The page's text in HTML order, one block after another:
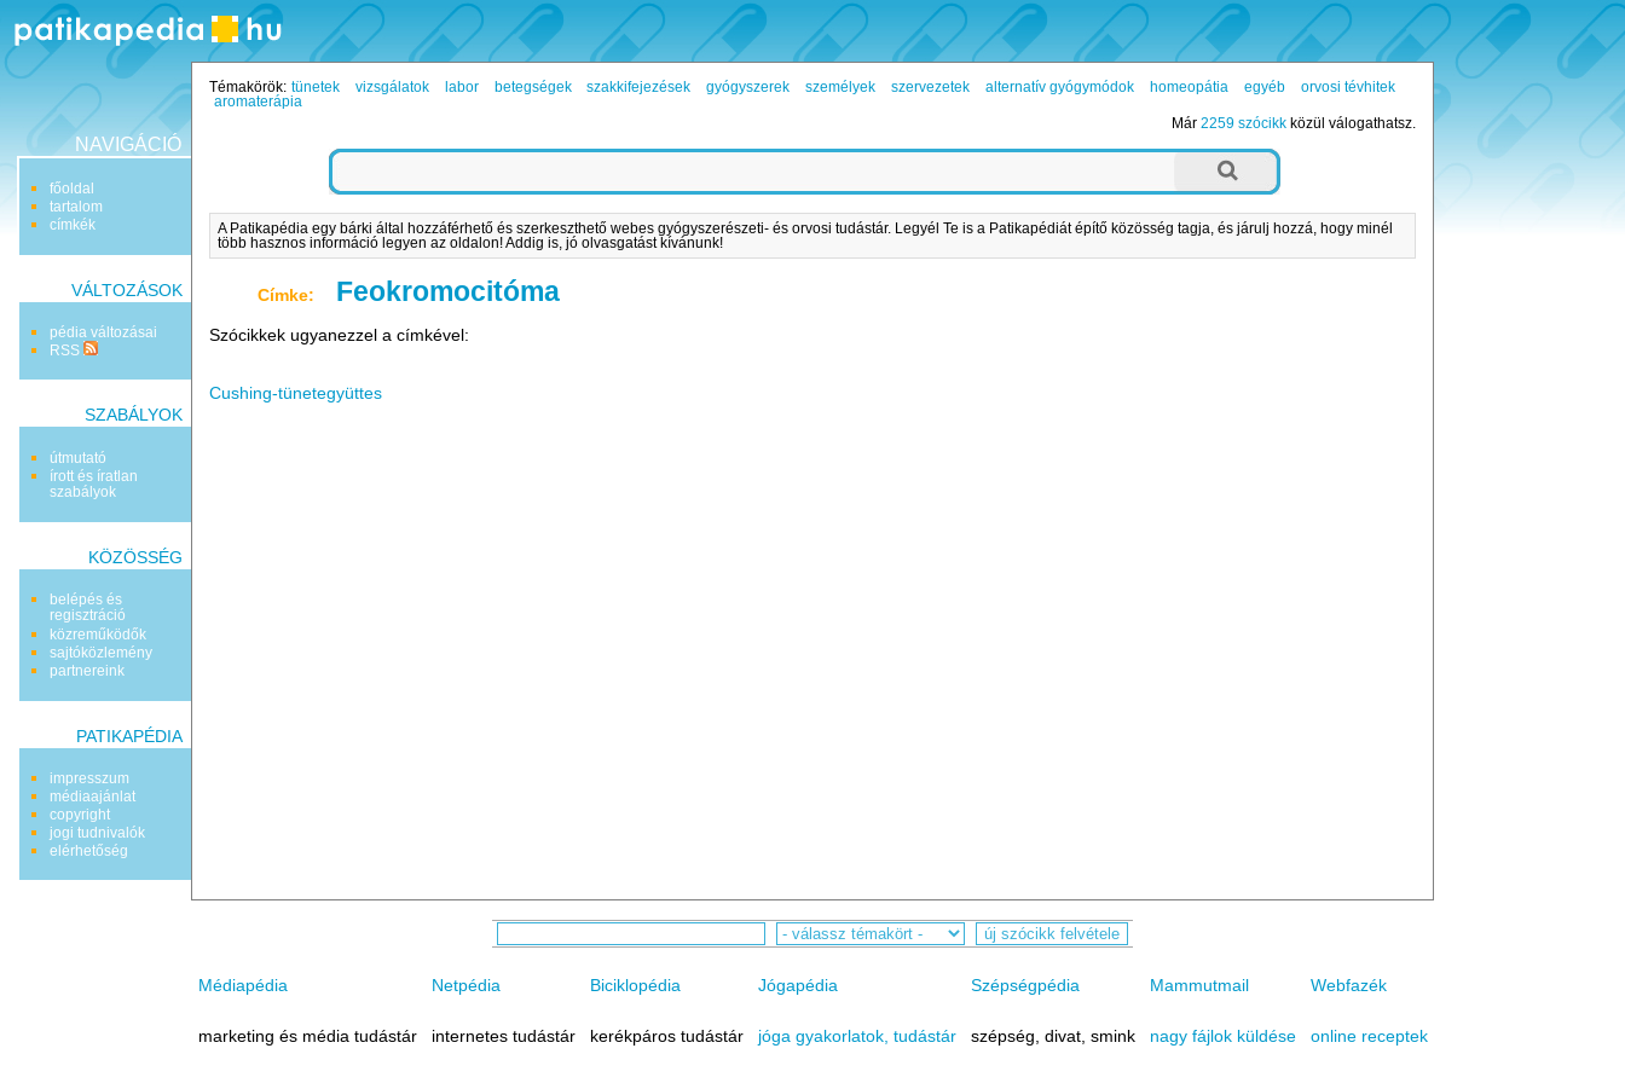
NAVIGÁCIÓ
főoldal
tartalom
címkék
VÁLTOZÁSOK
pédia változásai
RSS
SZABÁLYOK
útmutató
írott és íratlan
szabályok
KÖZÖSSÉG
belépés és
regisztráció
közreműködők
sajtóközlemény
partnereink
PATIKAPÉDIA
impresszum
médiaajánlat
copyright
jogi tudnivalók
elérhetőség
Témakörök: tünetek vizsgálatok labor betegségek szakkifejezések gyógyszerek személyek szervezetek alternatív gyógymódok homeopátia egyéb
orvosi tévhitek
aromaterápia
Már 2259 szócikkközül válogathatsz.
A Patikapédia egy bárki által hozzáférhető és szerkeszthető webes gyógyszerészeti- és orvosi tudástár. Legyél Te is a Patikapédiát építő közösség tagja, és járulj hozzá, hogy minél
több hasznos információ legyen az oldalon! Addig is, jó olvasgatást kívánunk!
Címke: Feokromocitóma
Szócikkek ugyanezzel a címkével:
Cushing-tünetegyüttes
Médiapédia Netpédia Biciklopédia Jógapédia Szépségpédia Mammutmail Webfazék
marketing és média tudástár internetes tudástár kerékpáros tudástár jóga gyakorlatok, tudástár szépség, divat, smink nagy fájlok küldése online receptek